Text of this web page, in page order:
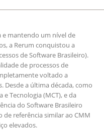
e mantendo um nível de
a Rerum conquistou a
de Software Brasileiro).
de processos de
voltado a
Desde a última década, como
Tecnologia (MCT), e da
do Software Brasileiro
de referência similar ao CMM
elevados.